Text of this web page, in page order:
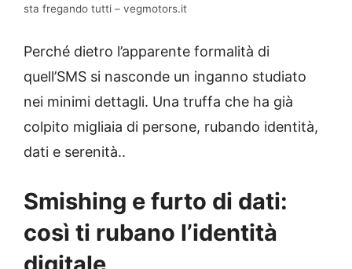
sta fregando tutti – vegmotors.it
Perché dietro l’apparente formalità di
quell’SMS si nasconde un inganno studiato
nei minimi dettagli. Una truffa che ha già
colpito migliaia di persone, rubando identità,
dati e serenità..
Smishing e furto di dati:
così ti rubano l’identità